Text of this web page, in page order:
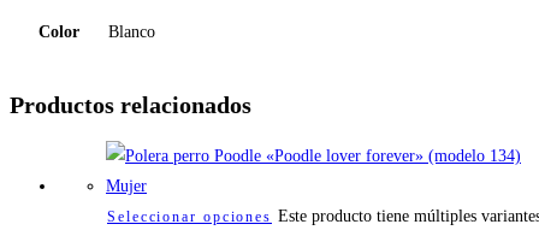
Color Blanco
Productos relacionados
Seleccionar opciones Este producto tiene múltiples